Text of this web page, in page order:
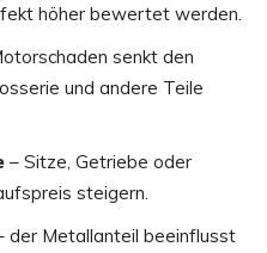
höher bewertet werden.
senkt den
und andere Teile
– Sitze, Getriebe oder
steigern.
der Metallanteil beeinflusst